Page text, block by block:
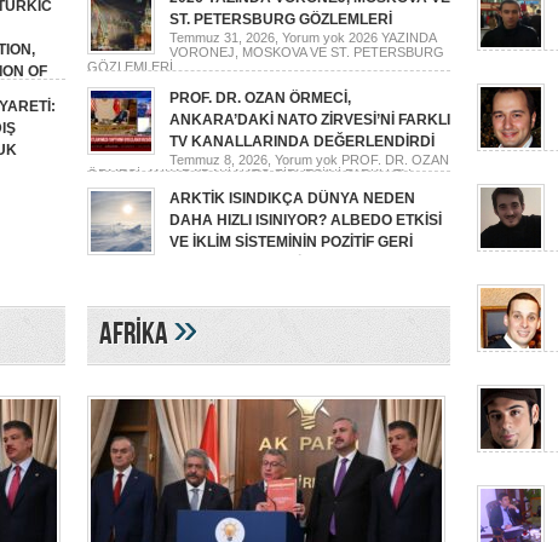
OF
OF
ST. PETERSBURG GÖZLEMLERİ
Temmuz 31, 2026, Yorum yok 2026 YAZINDA
VORONEJ, MOSKOVA VE ST. PETERSBURG
GÖZLEMLERİ
PROF. DR. OZAN ÖRMECİ,
ANKARA’DAKİ NATO ZİRVESİ’Nİ FARKLI
TV KANALLARINDA DEĞERLENDİRDİ
Temmuz 8, 2026, Yorum yok PROF. DR. OZAN
ÖRMECİ, ANKARA’DAKİ NATO ZİRVESİ’Nİ FARKLI TV
KANALLARINDA DEĞERLENDİRDİ
ARKTİK ISINDIKÇA DÜNYA NEDEN
DAHA HIZLI ISINIYOR? ALBEDO ETKİSİ
VE İKLİM SİSTEMİNİN POZİTİF GERİ
SİSTEMİNİN POZİTİF GERİ BESLEME MEKANİZMASI
AFRİKA»